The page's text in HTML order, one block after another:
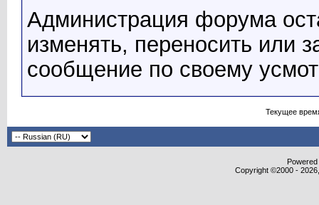
Администрация форума
изменять, переносить или
сообщение по своему
Текущее
Copyright ©2000 -